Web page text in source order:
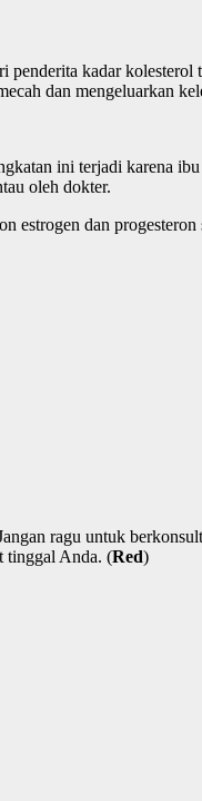
kadar
dan mengeluarkan
ini terjadi karena
oleh dokter.
estrogen dan
ragu untuk
tinggal Anda. (Red)